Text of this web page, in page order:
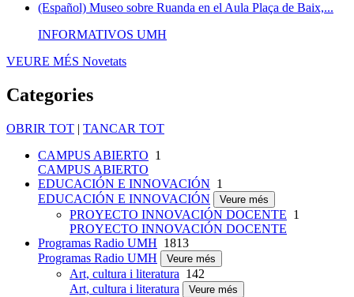
(Español) Museo sobre Ruanda en el Aula Plaça de Baix,...
INFORMATIVOS UMH
VEURE MÉS Novetats
Categories
OBRIR TOT | TANCAR TOT
CAMPUS ABIERTO 1
CAMPUS ABIERTO
EDUCACIÓN E INNOVACIÓN 1
EDUCACIÓN E INNOVACIÓN
Veure més
PROYECTO INNOVACIÓN DOCENTE 1
PROYECTO INNOVACIÓN DOCENTE
Programas Radio UMH 1813
Programas Radio UMH
Veure més
Art, cultura i literatura 142
Art, cultura i literatura
Veure més